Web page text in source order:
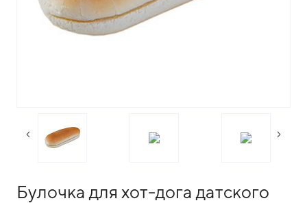
следующий слайд
Булочка для хот-дога датского